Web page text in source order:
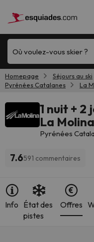
Où voulez-vous skier ?
Homepage Séjours au ski
Pyrénées Catalanes
La
1 nuit +
La Molina
Pyrénées
7.6591 commentaires
Info État des
pistes
Offres